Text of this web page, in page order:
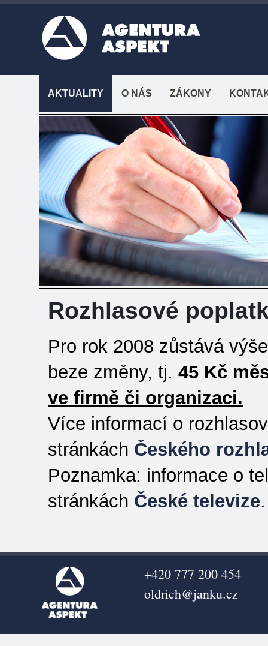
AKTUALITY O NÁS ZÁKONY
Rozhlasové
Pro rok 2008 zůstává
beze změny, tj. 45 Kč
ve firmě či organizaci.
Více informací o
stránkách Českého
Poznamka: informace o
stránkách České televize.
+420 777 200 454
oldrich@janku.cz